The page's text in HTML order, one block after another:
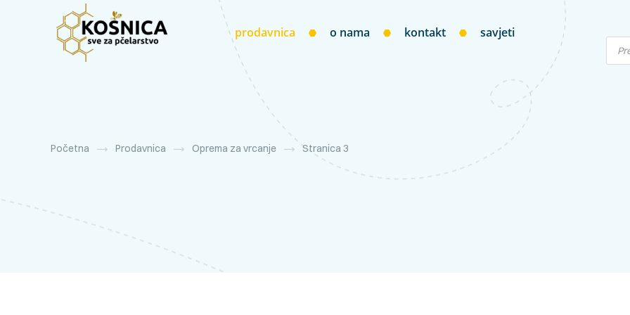
prodavnica o nama kontakt savjeti
Početna Prodavnica Oprema za vrcanje Stranica 3